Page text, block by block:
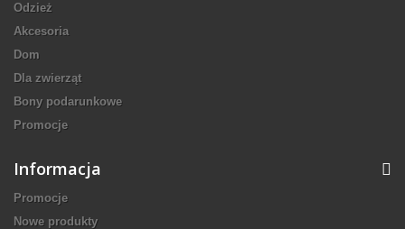
Odzież
Akcesoria
Dom
Dla zwierząt
Bony podarunkowe
Promocje
Informacja
Promocje
Nowe produkty